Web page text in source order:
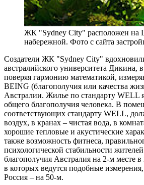
ЖК "Sydney City" расположен на
набережной. Фото с сайта
Создатели ЖК "Sydney City"
австралийского университета Дикина,
поверяя гармонию математикой,
BEING (благополучия или качества
Австралии. Жилье по стандарту WELL
общего благополучия человека. В
соответствующих стандарту WELL,
воздух, в кранах – чистая вода, в
хорошие тепловые и акустические
также возможность фитнеса,
психологической стабильности
благополучия Австралия на 2-м месте в
в которых ведутся подобные
Россия – на 50-м.